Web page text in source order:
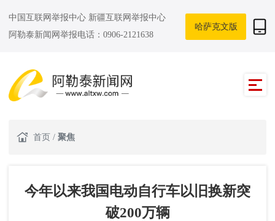
中国互联网举报中心 新疆互联网举报中心
阿勒泰新闻网举报电话：0906-2121638
哈萨克文版
首页 / 聚焦
今年以来我国电动自行车以旧换新突
破200万辆